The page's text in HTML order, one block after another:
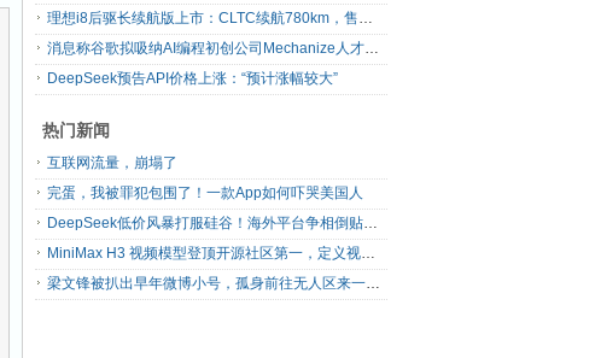
理想i8后驱长续航版上市：CLTC续航780km，售价30.98万元起
消息称谷歌拟吸纳AI编程初创公司Mechanize人才并获取技术授权
DeepSeek预告API价格上涨：“预计涨幅较大”
热门新闻
互联网流量，崩塌了
完蛋，我被罪犯包围了！一款App如何吓哭美国人
DeepSeek低价风暴打服硅谷！海外平台争相倒贴V4 Flash
MiniMax H3 视频模型登顶开源社区第一，定义视频模型领域“斩杀线”
梁文锋被扒出早年微博小号，孤身前往无人区来一场相当 deep 的 seek 旅行